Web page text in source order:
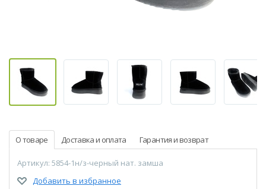
О товаре Доставка и оплата Гарантия и возврат
Артикул: 5854-1н/з-черный нат. замша
Добавить в избранное